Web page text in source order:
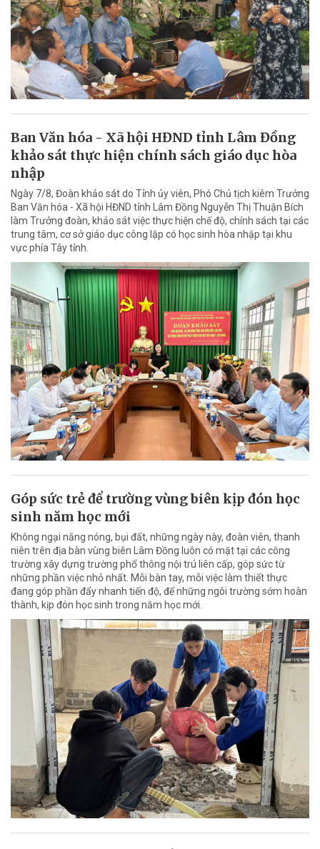
Ban Văn hóa - Xã hội HĐND tỉnh Lâm Đồng
khảo sát thực hiện chính sách giáo dục hòa
nhập
Ngày 7/8, Đoàn khảo sát do Tỉnh ủy viên, Phó Chủ tịch kiêm Trưởng
Ban Văn hóa - Xã hội HĐND tỉnh Lâm Đồng Nguyễn Thị Thuận Bích
làm Trưởng đoàn, khảo sát việc thực hiện chế độ, chính sách tại các
trung tâm, cơ sở giáo dục công lập có học sinh hòa nhập tại khu
vực phía Tây tỉnh.
Góp sức trẻ để trường vùng biên kịp đón học
sinh năm học mới
Không ngại nắng nóng, bụi đất, những ngày này, đoàn viên, thanh
niên trên địa bàn vùng biên Lâm Đồng luôn có mặt tại các công
trường xây dựng trường phổ thông nội trú liên cấp, góp sức từ
những phần việc nhỏ nhất. Mỗi bàn tay, mỗi việc làm thiết thực
đang góp phần đẩy nhanh tiến độ, để những ngôi trường sớm hoàn
thành, kịp đón học sinh trong năm học mới.